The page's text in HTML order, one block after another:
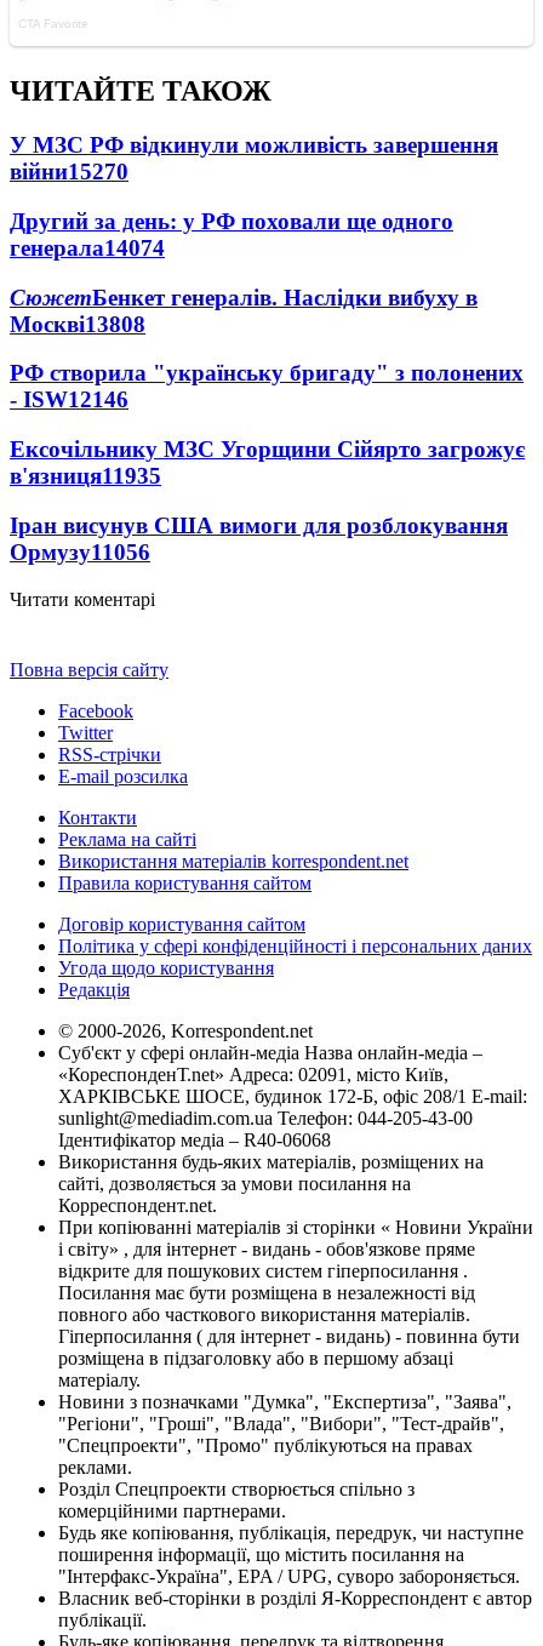
ЧИТАЙТЕ ТАКОЖ
У МЗС РФ відкинули можливість завершення
війни15270
Другий за день: у РФ поховали ще одного
генерала14074
СюжетБенкет генералів. Наслідки вибуху в
Москві13808
РФ створила "українську бригаду" з полонених
- ISW12146
Ексочільнику МЗС Угорщини Сійярто загрожує
в'язниця11935
Іран висунув США вимоги для розблокування
Ормузу11056
Читати коментарі
Повна версія сайту
Facebook
Twitter
RSS-стрічки
E-mail розсилка
Контакти
Реклама на сайті
Використання матеріалів korrespondent.net
Правила користування сайтом
Договір користування сайтом
Політика у сфері конфіденційності і персональних даних
Угода щодо користування
Редакція
© 2000-2026, Korrespondent.net
Суб'єкт у сфері онлайн-медіа Назва онлайн-медіа –
«КореспонденТ.net» Адреса: 02091, місто Київ,
ХАРКІВСЬКЕ ШОСЕ, будинок 172-Б, офіс 208/1 E-mail:
sunlight@mediadim.com.ua Телефон: 044-205-43-00
Ідентифікатор медіа – R40-06068
Використання будь-яких матеріалів, розміщених на
сайті, дозволяється за умови посилання на
Корреспондент.net.
При копіюванні матеріалів зі сторінки « Новини України
і світу» , для інтернет - видань - обов'язкове пряме
відкрите для пошукових систем гіперпосилання .
Посилання має бути розміщена в незалежності від
повного або часткового використання матеріалів.
Гіперпосилання ( для інтернет - видань) - повинна бути
розміщена в підзаголовку або в першому абзаці
матеріалу.
Новини з позначками "Думка", "Експертиза", "Заява",
"Регіони", "Гроші", "Влада", "Вибори", "Тест-драйв",
"Спецпроекти", "Промо" публікуються на правах
реклами.
Розділ Спецпроекти створюється спільно з
комерційними партнерами.
Будь яке копіювання, публікація, передрук, чи наступне
поширення інформації, що містить посилання на
"Інтерфакс-Україна", EPA / UPG, суворо забороняється.
Власник веб-сторінки в розділі Я-Корреспондент є автор
публікації.
Будь-яке копіювання, передрук та відтворення